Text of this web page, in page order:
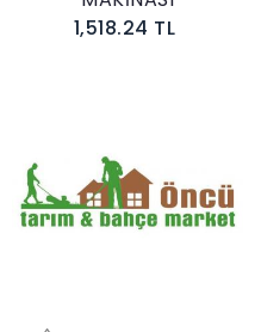
1,518.24 TL